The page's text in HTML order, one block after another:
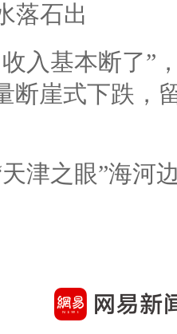
落石出
入基本断了”
断崖式下跌，
津之眼”海河